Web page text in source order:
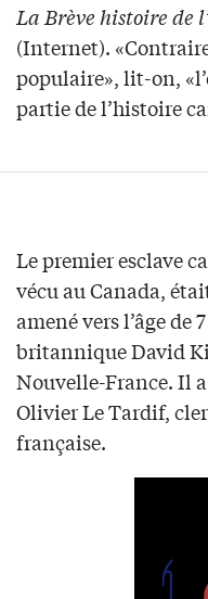
La Brève histoire de
(Internet).
populaire», lit-on,
partie de l’histoire
Le premier esclave
vécu au Canada,
amené vers l’âge
britannique David
Nouvelle-France. Il
Olivier Le Tardif,
française.